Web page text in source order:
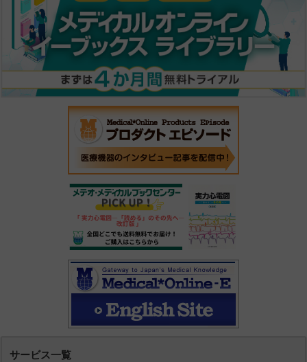
サービス一覧